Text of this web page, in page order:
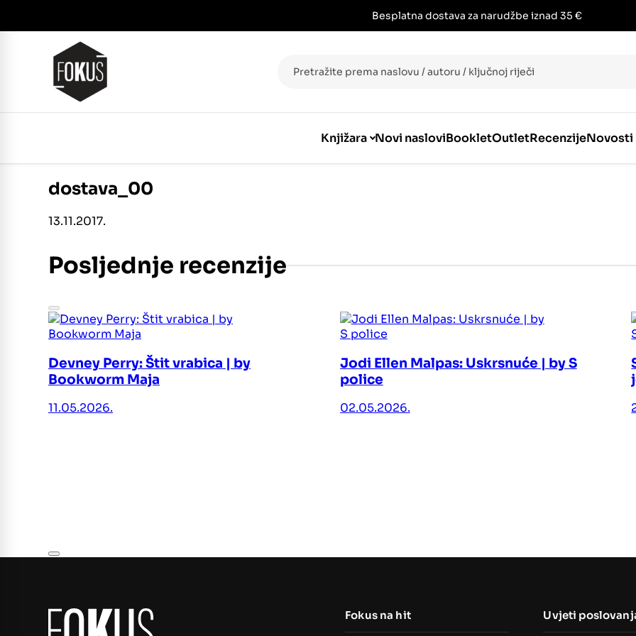
Besplatna dostava za narudžbe iznad 35 €
Knjižara Novi nasloviBookletOutletRecenzijeNovosti
dostava_00
13.11.2017.
Posljednje recenzije
Devney Perry: Štit vrabica | by
Bookworm Maja
11.05.2026.
Jodi Ellen Malpas: Uskrsnuće | by S
police
02.05.2026.
Fokus na hit Uvjeti